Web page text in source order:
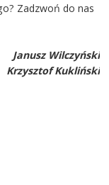
Zadzwoń do nas
Janusz Wilczyński
Krzysztof Kukliński